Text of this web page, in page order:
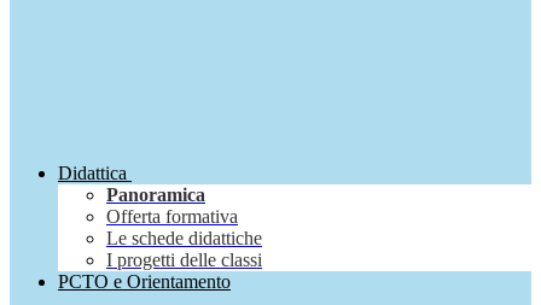
Didattica
Panoramica
Offerta formativa
Le schede didattiche
I progetti delle classi
PCTO e Orientamento